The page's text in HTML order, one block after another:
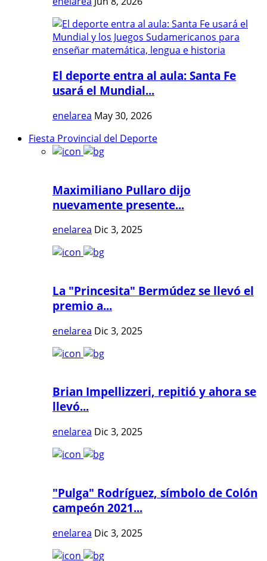
El deporte entra al aula: Santa Fe
usará el Mundial...
enelarea May 30, 2026
Fiesta Provincial del Deporte
Maximiliano Pullaro dijo
nuevamente presente...
enelarea Dic 3, 2025
La "Princesita" Bermúdez se llevó el
premio a...
enelarea Dic 3, 2025
Brian Impellizzeri, repitió y ahora se
llevó...
enelarea Dic 3, 2025
"Pulga" Rodríguez, símbolo de Colón
campeón 2021...
enelarea Dic 3, 2025